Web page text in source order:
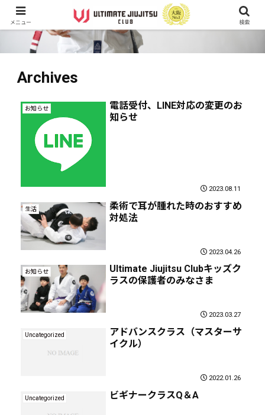
Archives
お知らせ
電話受付、LINE対応の変更のお
知らせ
2023.08.11
生活
柔術で耳が腫れた時のおすすめ
対処法
2023.04.26
お知らせ
Ultimate Jiujitsu Clubキッズク
ラスの保護者のみなさま
2023.03.27
Uncategorized
アドバンスクラス（マスターサ
イクル）
2022.01.26
Uncategorized ビギナークラスQ＆A
メニュー 検索